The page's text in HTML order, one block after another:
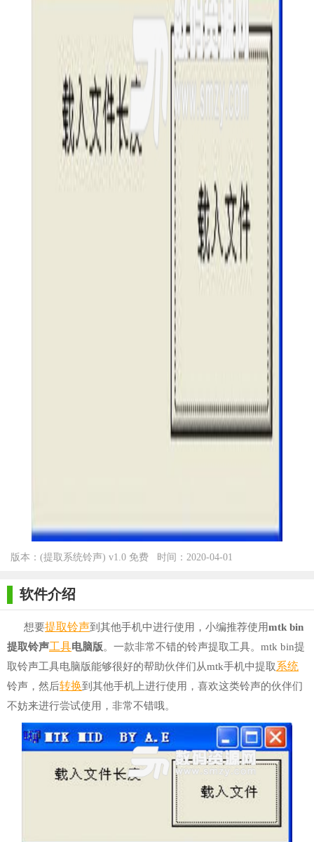
版本：(提取系统铃声) v1.0 免费
时间：2020-04-01
软件介绍
想要提取铃声到其他手机中进行使用，小编推荐使用mtk bin
提取铃声工具电脑版。一款非常不错的铃声提取工具。mtk bin提
取铃声工具电脑版能够很好的帮助伙伴们从mtk手机中提取系统
铃声，然后转换到其他手机上进行使用，喜欢这类铃声的伙伴们
不妨来进行尝试使用，非常不错哦。